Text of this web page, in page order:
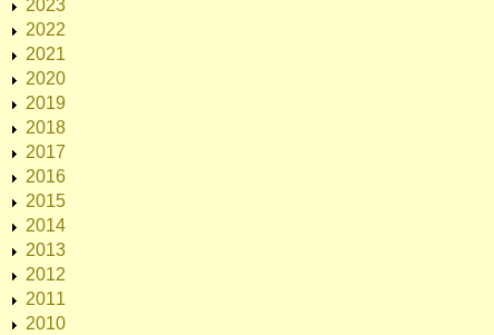
2023
2022
2021
2020
2019
2018
2017
2016
2015
2014
2013
2012
2011
2010